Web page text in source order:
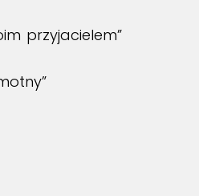
przyjacielem”